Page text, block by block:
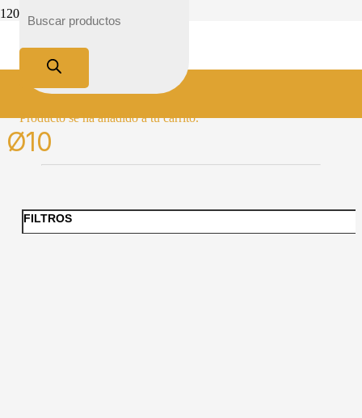
Productose ha añadido a tu carrito.
Inicio
Medidas del producto
Ø10
FILTROS